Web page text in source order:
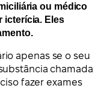
ou médico
icterícia. Eles
apenas se o seu
chamada
fazer exames